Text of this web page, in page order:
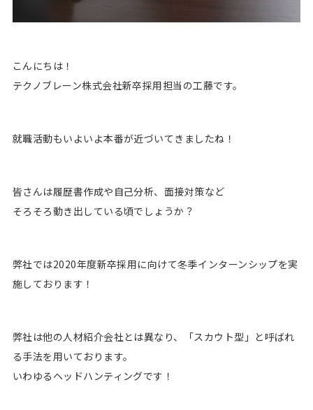
こんにちは！
テクノブレーン株式会社新卒採用担当の工藤です。
就職活動もいよいよ本番が近づいてきましたね！
皆さんは履歴書作成や自己分析、面接対策など
そろそろ動き出している頃でしょうか？
弊社では2020年度新卒採用に向けて冬季インターンシップを実
施しております！
弊社は他の人材紹介会社とは異なり、「スカウト型」と呼ばれ
る手法を用いております。
いわゆるヘッドハンティングです！